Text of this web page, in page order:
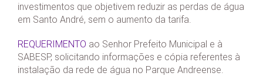
investimentos que objetivem reduzir as perdas de água
em Santo André, sem o aumento da tarifa.
REQUERIMENTO ao Senhor Prefeito Municipal e à
SABESP, solicitando informações e cópia referentes à
instalação da rede de água no Parque Andreense.